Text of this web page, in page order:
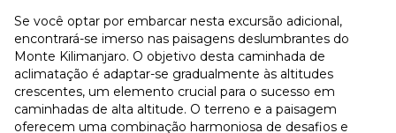
Se você optar por embarcar nesta excursão adicional,
encontrará-se imerso nas paisagens deslumbrantes do
Monte Kilimanjaro. O objetivo desta caminhada de
aclimatação é adaptar-se gradualmente às altitudes
crescentes, um elemento crucial para o sucesso em
caminhadas de alta altitude. O terreno e a paisagem
oferecem uma combinação harmoniosa de desafios e